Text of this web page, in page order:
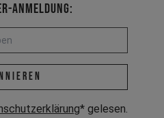
Anmeldung:
E-Mail-Adresse *
* gelesen.